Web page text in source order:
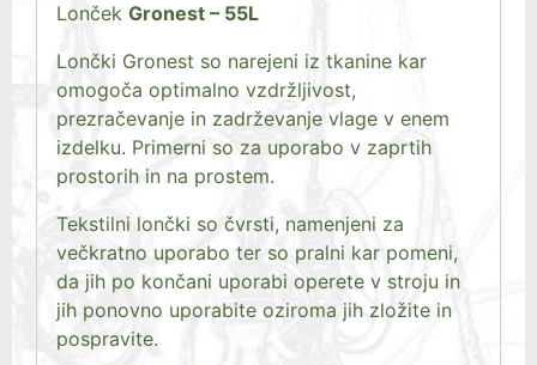
Lonček Gronest – 55L
Lončki Gronest so narejeni iz tkanine kar
omogoča optimalno vzdržljivost,
prezračevanje in zadrževanje vlage v enem
izdelku. Primerni so za uporabo v zaprtih
prostorih in na prostem.
Tekstilni lončki so čvrsti, namenjeni za
večkratno uporabo ter so pralni kar pomeni,
da jih po končani uporabi operete v stroju in
jih ponovno uporabite oziroma jih zložite in
pospravite.